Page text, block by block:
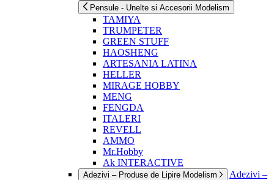
Pensule - Unelte si Accesorii Modelism
TAMIYA
TRUMPETER
GREEN STUFF
HAOSHENG
ARTESANIA LATINA
HELLER
MIRAGE HOBBY
MENG
FENGDA
ITALERI
REVELL
AMMO
Mr.Hobby
Ak INTERACTIVE
Adezivi – Produse de Lipire Modelism
Adezivi –